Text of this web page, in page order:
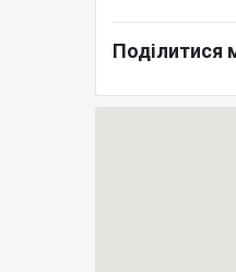
Поділитися